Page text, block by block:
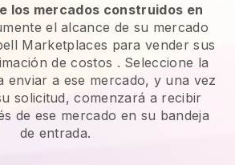
los mercados construidos en
el alcance de su mercado
Marketplaces para vender sus
de costos . Seleccione la
enviar a ese mercado, y una vez
solicitud, comenzará a recibir
de ese mercado en su bandeja
de entrada.